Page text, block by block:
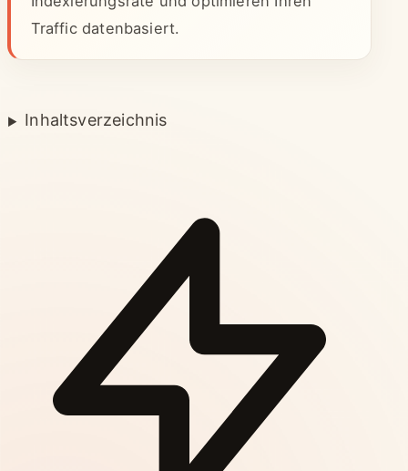
Traffic datenbasiert.
Inhaltsverzeichnis